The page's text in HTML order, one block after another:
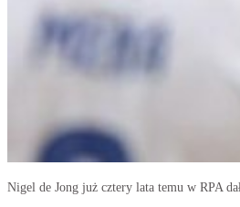
Nigel de Jong już cztery lata temu w RPA